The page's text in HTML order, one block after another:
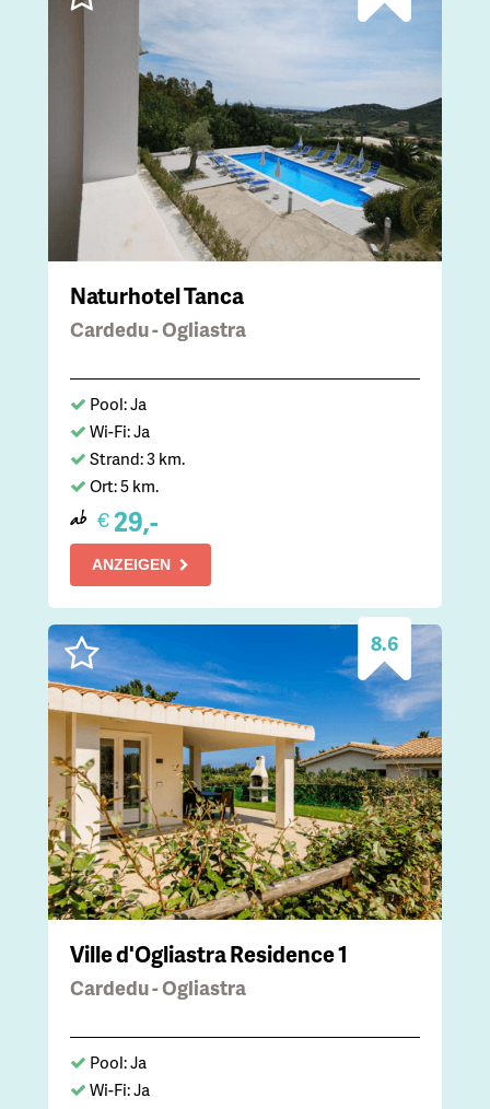
Naturhotel Tanca
Cardedu - Ogliastra
Pool: Ja
Wi-Fi: Ja
Strand: 3 km.
Ort: 5 km.
ab €29,-
ANZEIGEN
8.6
Ville d'Ogliastra Residence 1
Cardedu - Ogliastra
Pool: Ja
Wi-Fi: Ja